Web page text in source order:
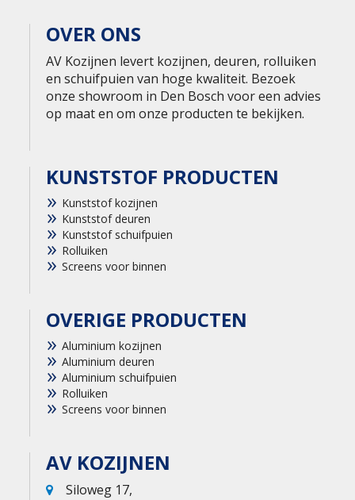
OVER ONS
AV Kozijnen levert kozijnen, deuren, rolluiken
en schuifpuien van hoge kwaliteit. Bezoek
onze showroom in Den Bosch voor een advies
op maat en om onze producten te bekijken.
KUNSTSTOF PRODUCTEN
Kunststof kozijnen
Kunststof deuren
Kunststof schuifpuien
Rolluiken
Screens voor binnen
OVERIGE PRODUCTEN
Aluminium kozijnen
Aluminium deuren
Aluminium schuifpuien
Rolluiken
Screens voor binnen
AV KOZIJNEN
Siloweg 17,